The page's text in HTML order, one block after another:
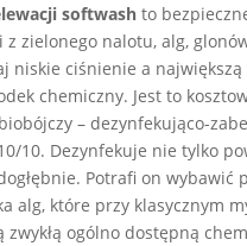
softwashto
z zielonego nalotu, alg,
niskie ciśnienie a
chemiczny. Jest to
– dezynfekująco-
10. Dezynfekuje nie tylko
Potrafi on wybawić
alg, które przy klasycznym
zwykłą ogólno dostępną